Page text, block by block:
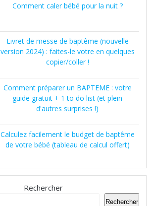
Comment caler bébé pour la nuit ?
Livret de messe de baptême (nouvelle
version 2024) : faites-le votre en quelques
copier/coller !
Comment préparer un BAPTEME : votre
guide gratuit + 1 to do list (et plein
d'autres surprises !)
Calculez facilement le budget de baptême
de votre bébé (tableau de calcul offert)
Rechercher
Rechercher